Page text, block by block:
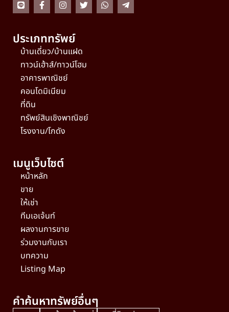
ประเภททรัพย์
บ้านเดี่ยว/บ้านแฝด
ทาวน์เฮ้าส์/ทาวน์โฮม
อาคารพาณิชย์
คอนโดมิเนียม
ที่ดิน
ทรัพย์สินเชิงพาณิชย์
โรงงาน/โกดัง
เมนูเว็บไซต์
หน้าหลัก
ขาย
ให้เช่า
ทีมเอเจ้นท์
ผลงานการขาย
ร่วมงานกับเรา
บทความ
Listing Map
คำค้นหาทรัพย์อื่นๆ